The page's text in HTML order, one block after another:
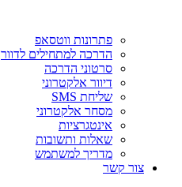
פתרונות ווטסאפ
הדרכה למתחילים לדוור
סרטוני הדרכה
דיוור אלקטרוני
שליחת SMS
מסחר אלקטרוני
אינטגרציות
שאלות ותשובות
מדריך למשתמש
צור קשר